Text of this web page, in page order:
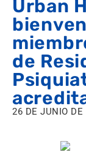
Urban
de
26 DE JUNIO DE